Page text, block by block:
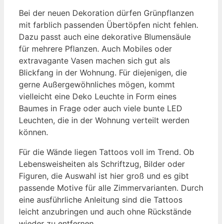
Bei der neuen Dekoration dürfen Grünpflanzen
mit farblich passenden Übertöpfen nicht fehlen.
Dazu passt auch eine dekorative Blumensäule
für mehrere Pflanzen. Auch Mobiles oder
extravagante Vasen machen sich gut als
Blickfang in der Wohnung. Für diejenigen, die
gerne Außergewöhnliches mögen, kommt
vielleicht eine Deko Leuchte in Form eines
Baumes in Frage oder auch viele bunte LED
Leuchten, die in der Wohnung verteilt werden
können.
Für die Wände liegen Tattoos voll im Trend. Ob
Lebensweisheiten als Schriftzug, Bilder oder
Figuren, die Auswahl ist hier groß und es gibt
passende Motive für alle Zimmervarianten. Durch
eine ausführliche Anleitung sind die Tattoos
leicht anzubringen und auch ohne Rückstände